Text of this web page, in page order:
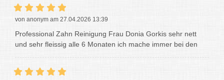
von anonym am 27.04.2026 13:39
Professional Zahn Reinigung Frau Donia Gorkis sehr nett
und sehr fleissig alle 6 Monaten ich mache immer bei den